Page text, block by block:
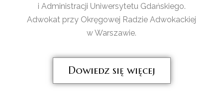
i Administracji Uniwersytetu Gdańskiego.
Adwokat przy Okręgowej Radzie Adwokackiej
w Warszawie.
Dowiedz się więcej